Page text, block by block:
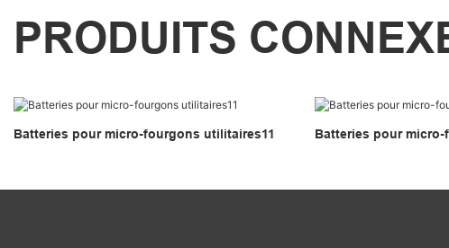
PRODUITS
Batteries pour micro-fourgons utilitaires11 Batteries pour